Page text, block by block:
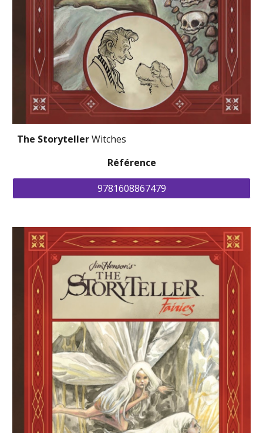
The Storyteller Witches
Référence
9781608867479